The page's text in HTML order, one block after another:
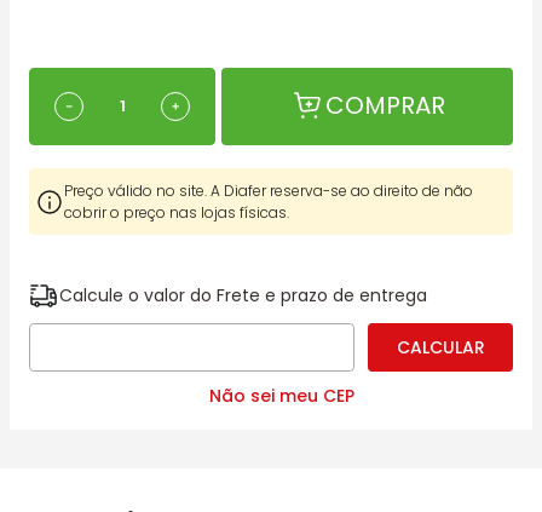
＋
－ COMPRAR
Preço válido no site. A Diafer reserva-se ao direito de não
cobrir o preço nas lojas físicas.
Calcule o valor do Frete e prazo de entrega
Não sei meu CEP